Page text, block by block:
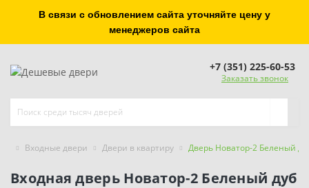
В связи с обновлением сайта уточняйте цену у
менеджеров сайта
+7 (351) 225-60-53
Заказать звонок
Входные двери Двери в квартиру Дверь Новатор-2 Беленый
Входная дверь Новатор-2 Беленый дуб